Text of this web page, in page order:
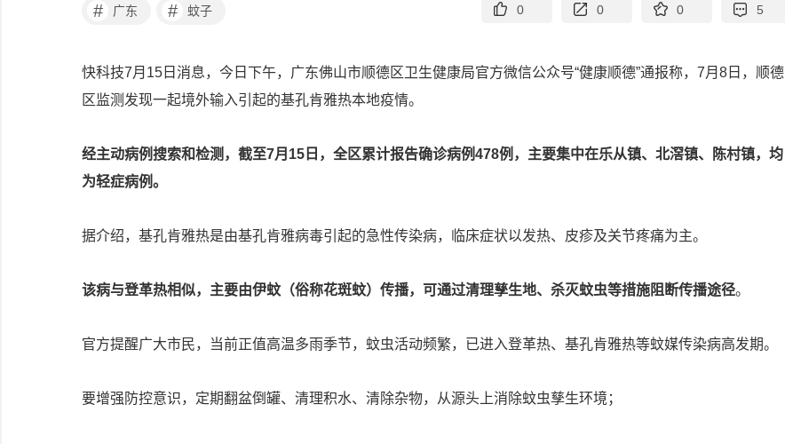
# 广东 # 蚊子 0 0 0 5
快科技7月15日消息，今日下午，广东佛山市顺德区卫生健康局官方微信公众号“健康顺德”通报称，7月8日，顺德
区监测发现一起境外输入引起的基孔肯雅热本地疫情。
经主动病例搜索和检测，截至7月15日，全区累计报告确诊病例478例，主要集中在乐从镇、北滘镇、陈村镇，均
为轻症病例。
据介绍，基孔肯雅热是由基孔肯雅病毒引起的急性传染病，临床症状以发热、皮疹及关节疼痛为主。
该病与登革热相似，主要由伊蚊（俗称花斑蚊）传播，可通过清理孳生地、杀灭蚊虫等措施阻断传播途径。
官方提醒广大市民，当前正值高温多雨季节，蚊虫活动频繁，已进入登革热、基孔肯雅热等蚊媒传染病高发期。
要增强防控意识，定期翻盆倒罐、清理积水、清除杂物，从源头上消除蚊虫孳生环境；